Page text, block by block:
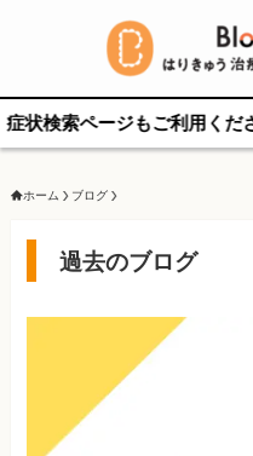
ページもご利用ください
ホーム ブログ
過去のブログ